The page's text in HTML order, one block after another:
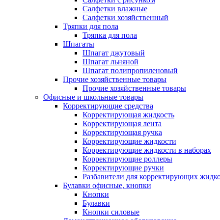
Салфетки влажные
Салфетки хозяйственный
Тряпки для пола
Тряпка для пола
Шпагаты
Шпагат джутовый
Шпагат льняной
Шпагат полипропиленовый
Прочие хозяйственные товары
Прочие хозяйственные товары
Офисные и школьные товары
Корректирующие средства
Корректирующая жидкость
Корректирующая лента
Корректирующая ручка
Корректирующие жидкости
Корректирующие жидкости в наборах
Корректирующие роллеры
Корректирующие ручки
Разбавители для корректирующих
Булавки офисные, кнопки
Кнопки
Булавки
Кнопки силовые